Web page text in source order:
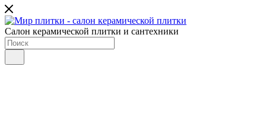
Салон керамической плитки и сантехники